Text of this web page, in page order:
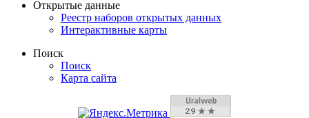
Открытые данные
Реестр наборов открытых данных
Интерактивные карты
Поиск
Поиск
Карта сайта